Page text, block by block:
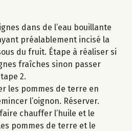
dans de l’eau bouillante
préalablement incisé la
du fruit. Étape à réaliser si
fraîches sinon passer
2.
les pommes de terre en
l’oignon. Réserver.
chauffer l’huile et le
pommes de terre et le